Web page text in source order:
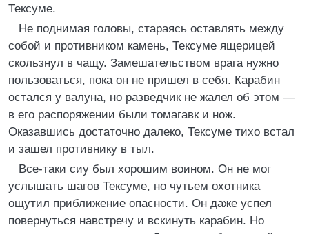
Тексуме.
Не поднимая головы, стараясь оставлять между
собой и противником камень, Тексуме ящерицей
скользнул в чащу. Замешательством врага нужно
пользоваться, пока он не пришел в себя. Карабин
остался у валуна, но разведчик не жалел об этом —
в его распоряжении были томагавк и нож.
Оказавшись достаточно далеко, Тексуме тихо встал
и зашел противнику в тыл.
Все-таки сиу был хорошим воином. Он не мог
услышать шагов Тексуме, но чутьем охотника
ощутил приближение опасности. Он даже успел
повернуться навстречу и вскинуть карабин. Но